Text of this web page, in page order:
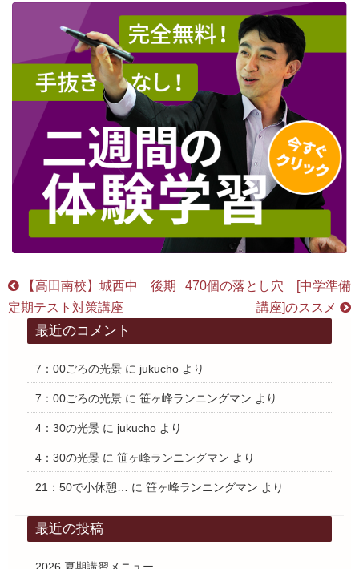
【高田南校】城西中 後期
定期テスト対策講座
470個の落とし穴 [中学準備
講座]のススメ
最近のコメント
7：00ごろの光景に jukuchoより
7：00ごろの光景に 笹ヶ峰ランニングマン より
4：30の光景に jukuchoより
4：30の光景に 笹ヶ峰ランニングマン より
21：50で小休憩… に 笹ヶ峰ランニングマン より
最近の投稿